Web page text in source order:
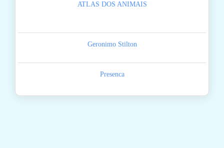
ATLAS DOS ANIMAIS
Geronimo Stilton
Presenca